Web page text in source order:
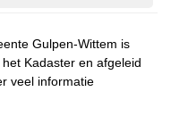
Gulpen-Wittem is
Kadaster en afgeleid
veel informatie